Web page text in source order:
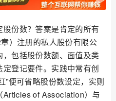
份数？答案是肯定的所有
）注册的私人股份有限公
包括股份数额、面值及类
登记要件。实践中常有创
”便可省略股份数设定，实则
Articles of Association）与